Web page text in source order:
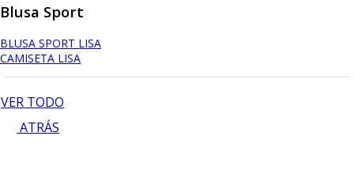
Blusa Sport
BLUSA SPORT LISA
CAMISETA LISA
VER TODO
ATRÁS